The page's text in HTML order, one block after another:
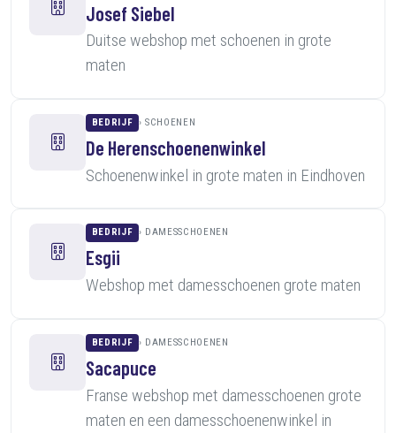
Josef Siebel
Duitse webshop met schoenen in grote
maten
BEDRIJF SCHOENEN
De Herenschoenenwinkel
Schoenenwinkel in grote maten in Eindhoven
BEDRIJF DAMESSCHOENEN
Esgii
Webshop met damesschoenen grote maten
BEDRIJF DAMESSCHOENEN
Sacapuce
Franse webshop met damesschoenen grote
maten en een damesschoenenwinkel in